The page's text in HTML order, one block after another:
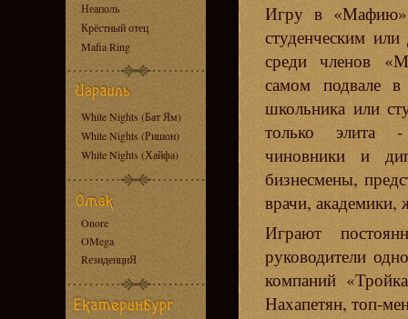
Неаполь
Крёстный отец
Mafia Ring
White Nights (Бат Ям)
White Nights (Ришон)
White Nights (Хайфа)
Onore
OMega
RезиденциЯ
Игру в «Мафию»
студенческим
среди членов
самом подвале
школьника или
только элита -
чиновники и
бизнесмены,
врачи,
Играют
руководители
компаний
Нахапетян, топ-